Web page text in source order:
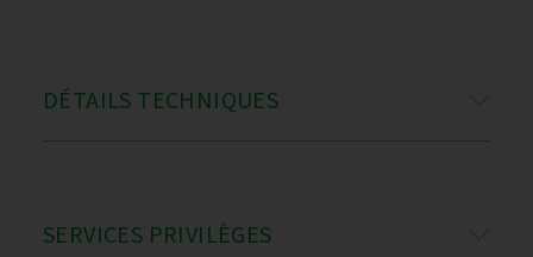
DÉTAILS TECHNIQUES
SERVICES PRIVILÈGES